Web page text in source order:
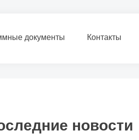
документы Контакты
новости